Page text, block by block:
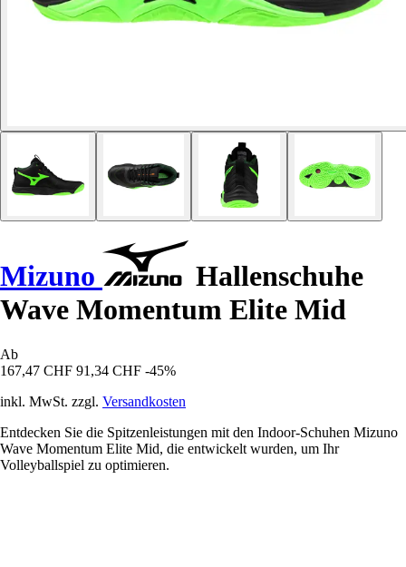
Mizuno
Hallenschuhe
Wave Momentum Elite Mid
Ab
167,47 CHF 91,34 CHF -45%
inkl. MwSt. zzgl. Versandkosten
Entdecken Sie die Spitzenleistungen mit den Indoor-Schuhen Mizuno
Wave Momentum Elite Mid, die entwickelt wurden, um Ihr
Volleyballspiel zu optimieren.